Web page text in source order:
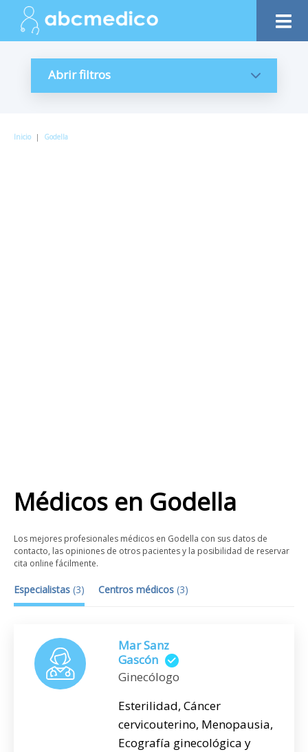
Abrir filtros
Inicio | Godella
Médicos en Godella
Los mejores profesionales médicos en Godella con sus datos de
contacto, las opiniones de otros pacientes y la posibilidad de reservar
cita online fácilmente.
Especialistas (3) Centros médicos (3)
Mar Sanz
Gascón
Ginecólogo
Esterilidad, Cáncer
cervicouterino, Menopausia,
Ecografía ginecológica y